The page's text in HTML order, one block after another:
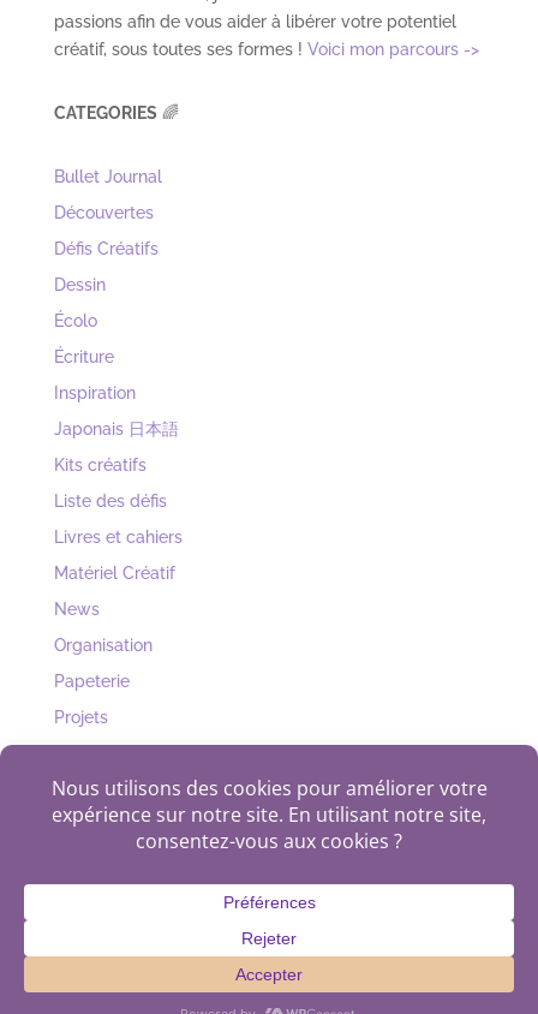
passions afin de vous aider à libérer votre potentiel
créatif, sous toutes ses formes ! Voici mon parcours ->
CATEGORIES 🌈
Bullet Journal
Découvertes
Défis Créatifs
Dessin
Écolo
Écriture
Inspiration
Japonais 日本語
Kits créatifs
Liste des défis
Livres et cahiers
Matériel Créatif
News
Organisation
Papeterie
Projets
Uncategorized
politique de confidentialité
WordPresset hébergé par